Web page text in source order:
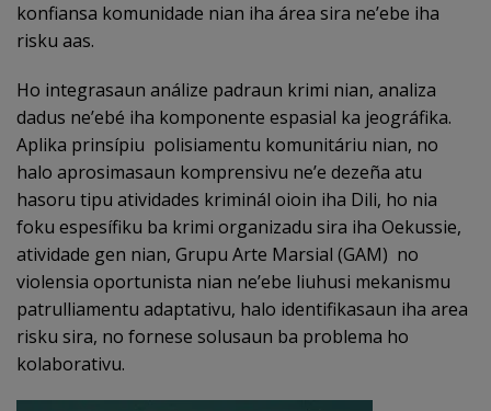
konfiansa komunidade nian iha área sira ne’ebe iha
risku aas.
Ho integrasaun análize padraun krimi nian, analiza
dadus ne’ebé iha komponente espasial ka jeográfika.
Aplika prinsípiu polisiamentu komunitáriu nian, no
halo aprosimasaun komprensivu ne’e dezeña atu
hasoru tipu atividades kriminál oioin iha Dili, ho nia
foku espesífiku ba krimi organizadu sira iha Oekussie,
atividade gen nian, Grupu Arte Marsial (GAM) no
violensia oportunista nian ne’ebe liuhusi mekanismu
patrulliamentu adaptativu, halo identifikasaun iha area
risku sira, no fornese solusaun ba problema ho
kolaborativu.